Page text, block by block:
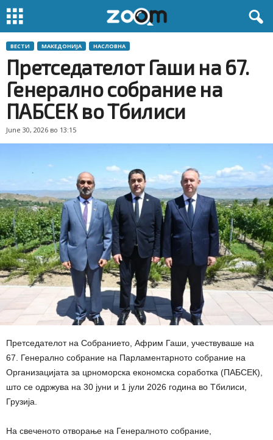
ВЕСТИ МАКЕДОНИЈА НАСЛОВНА
Претседателот Гаши на 67.
Генерално собрание на
ПАБСЕК во Тбилиси
June 30, 2026 во 13:15
Претседателот на Собранието, Африм Гаши, учествуваше на
67. Генерално собрание на Парламентарното собрание на
Организацијата за црноморска економска соработка (ПАБСЕК),
што се одржува на 30 јуни и 1 јули 2026 година во Тбилиси,
Грузија.
На свеченото отворање на Генералното собрание,